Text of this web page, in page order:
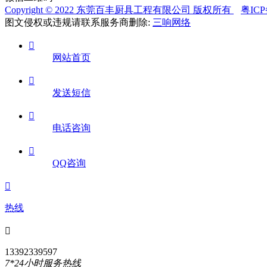
Copyright © 2022 东莞百丰厨具工程有限公司 版权所有
粤ICP
图文侵权或违规请联系服务商删除: 三响网络

网站首页

发送短信

电话咨询

QQ咨询

热线

13392339597
7*24小时服务热线